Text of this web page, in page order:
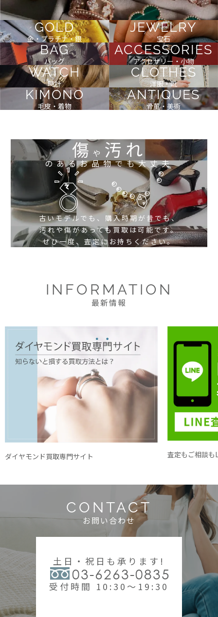
GOLD
金・プラチナ・銀
JEWELRY
宝石
BAG
バッグ
ACCESSORIES
アクセサリー・小物
WATCH
時計
CLOTHES
洋服・靴
KIMONO
毛皮・着物
ANTIQUES
骨董・美術
傷や 汚れ
のあるお品物でも大丈夫
古いモデルでも、購入時期が昔でも、
汚れや傷があっても買取は可能です。
ぜひ一度、査定にお持ちください。
INFORMATION
最新情報
ダイヤモンド買取専門サイト 査定もご相談も
CONTACT
お問い合わせ
土日・祝日も承ります!
03-6263-0835
受付時間 10:30～19:30